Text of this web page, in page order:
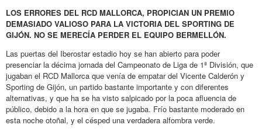
LOS ERRORES DEL RCD MALLORCA, PROPICIAN UN PREMIO
DEMASIADO VALIOSO PARA LA VICTORIA DEL SPORTING DE
GIJÓN. NO SE MERECÍA PERDER EL EQUIPO BERMELLÓN.
Las puertas del Iberostar estadio hoy se han abierto para poder
presenciar la décima jornada del Campeonato de Liga de 1ª División, que
jugaban el RCD Mallorca que venía de empatar del Vicente Calderón y
Sporting de Gijón, un partido bastante importante y con diferentes
alternativas, y que ha se ha visto salpicado por la poca afluencia de
público, debido a la hora en que se jugaba. Frío bastante moderado en
esta noche otoñal, y el césped una verdadera alfombra verde.